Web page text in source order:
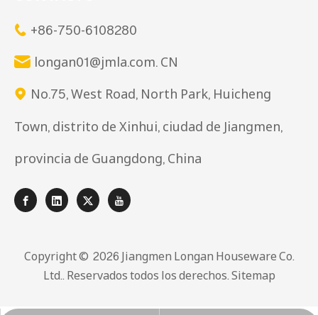
 +86-750-6108280
 longan01@jmla.com. CN
 No.75, West Road, North Park, Huicheng
Town, distrito de Xinhui, ciudad de Jiangmen,
provincia de Guangdong, China
Copyright © ️ 2026 Jiangmen Longan Houseware Co.
Ltd.. Reservados todos los derechos.Sitemap